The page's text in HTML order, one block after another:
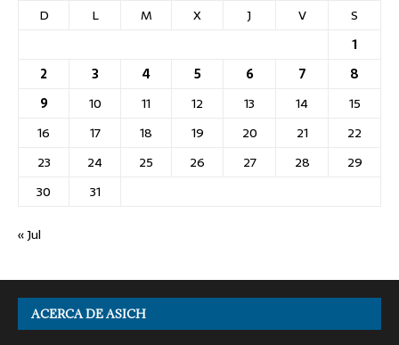
D
L M X J V
S
1
2
3 4 5 6 7
8
9
10 11 12 13 14
15
16
17 18 19 20 21
22
23
24 25 26 27 28
29
30
31
« Jul
ACERCA DE ASICH